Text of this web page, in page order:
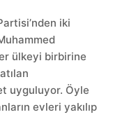
iki
ülkeyi birbirine
uyguluyor. Öyle
evleri yakılıp